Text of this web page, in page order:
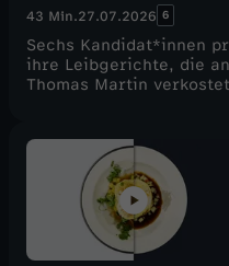
43 Min.27.07.2026 6
Sechs Kandidat*innen
ihre Leibgerichte, die
Thomas Martin